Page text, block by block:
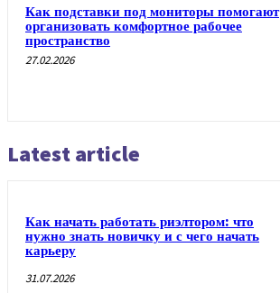
Как подставки под мониторы помогают
организовать комфортное рабочее
пространство
27.02.2026
Latest article
Как начать работать риэлтором: что
нужно знать новичку и с чего начать
карьеру
31.07.2026